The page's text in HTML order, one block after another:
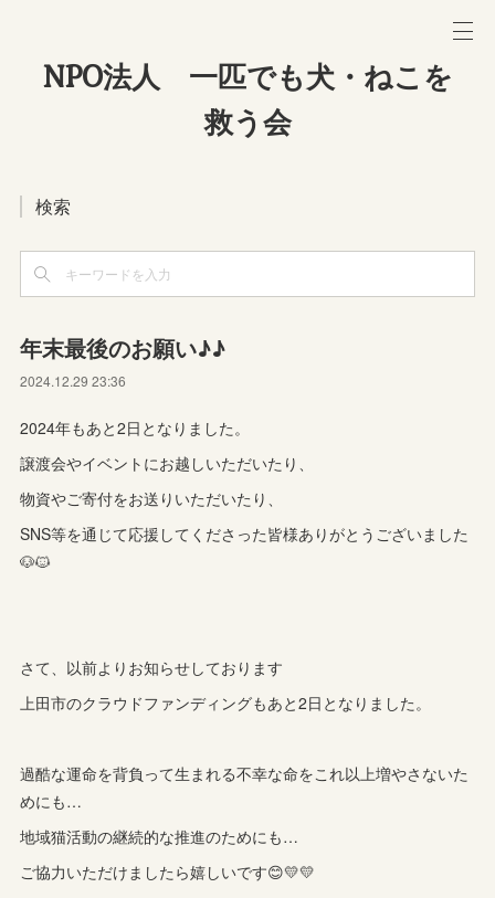
NPO法人 一匹でも犬・ねこを
救う会
検索
年末最後のお願い♪♪
2024.12.29 23:36
2024年もあと2日となりました。
譲渡会やイベントにお越しいただいたり、
物資やご寄付をお送りいただいたり、
SNS等を通じて応援してくださった皆様ありがとうございました
🐶🐱
さて、以前よりお知らせしております
上田市のクラウドファンディングもあと2日となりました。
過酷な運命を背負って生まれる不幸な命をこれ以上増やさないた
めにも…
地域猫活動の継続的な推進のためにも…
ご協力いただけましたら嬉しいです😊💛💛